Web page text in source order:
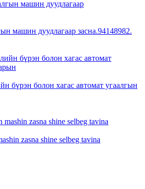
машин дуудлагаар засна.94148982.
бүрэн болон хагас автомат угаалгын
zasna shine selbeg tavina